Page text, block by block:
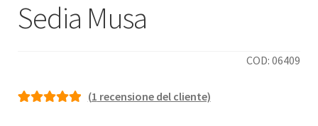
Sedia Musa
COD: 06409
(1 recensione del cliente)